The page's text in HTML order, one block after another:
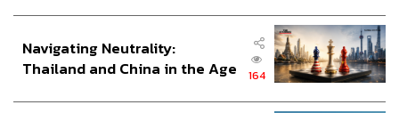
Navigating Neutrality:
Thailand and China in the Age
164